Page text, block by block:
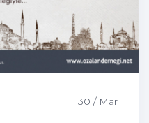
30 / Mar